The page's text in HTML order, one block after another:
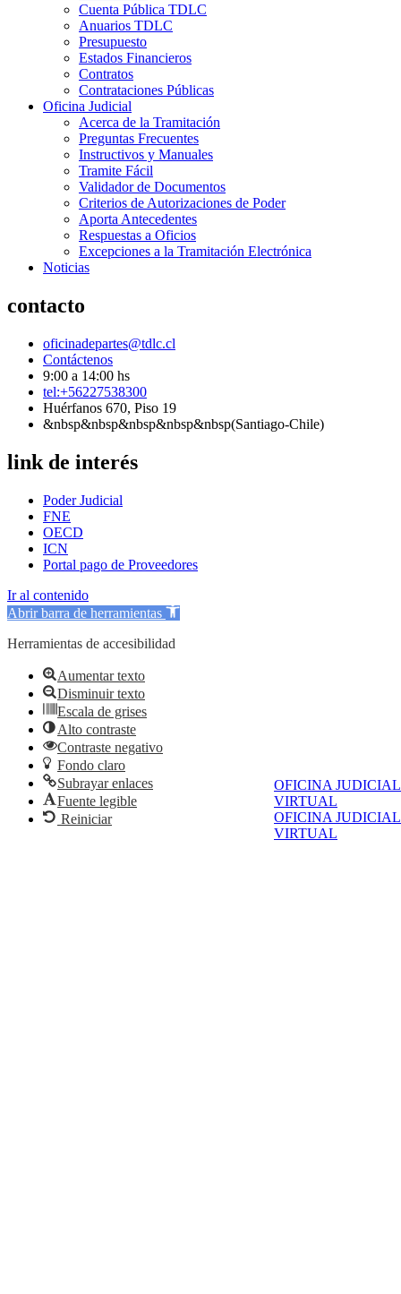
OFICINA JUDICIAL
VIRTUAL
OFICINA JUDICIAL
VIRTUAL
Cuenta Pública TDLC
Anuarios TDLC
Presupuesto
Estados Financieros
Contratos
Contrataciones Públicas
Oficina Judicial
Acerca de la Tramitación
Preguntas Frecuentes
Instructivos y Manuales
Tramite Fácil
Validador de Documentos
Criterios de Autorizaciones de Poder
Aporta Antecedentes
Respuestas a Oficios
Excepciones a la Tramitación Electrónica
Noticias
contacto
oficinadepartes@tdlc.cl
Contáctenos
9:00 a 14:00 hs
tel:+56227538300
Huérfanos 670, Piso 19
&nbsp&nbsp&nbsp&nbsp&nbsp(Santiago-Chile)
link de interés
Poder Judicial
FNE
OECD
ICN
Portal pago de Proveedores
Ir al contenido
Abrir barra de herramientas
Herramientas de accesibilidad
Aumentar texto
Disminuir texto
Escala de grises
Alto contraste
Contraste negativo
Fondo claro
Subrayar enlaces
Fuente legible
Reiniciar